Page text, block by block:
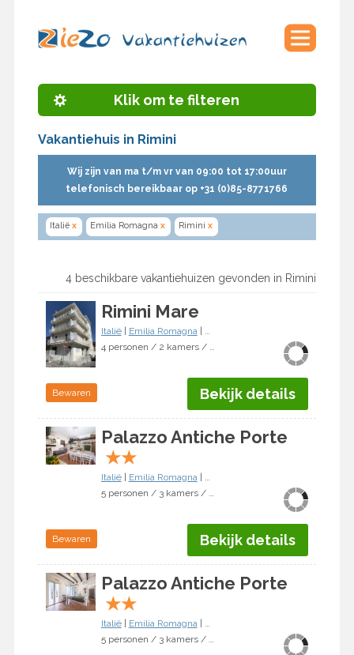
Klik om te filteren
Vakantiehuis in Rimini
Wij zijn van ma t/m vr van 09:00 tot 17:00uur
telefonisch bereikbaar op +31 (0)85-8771766
Italië x Emilia Romagna x Rimini x
4 beschikbare vakantiehuizen gevonden in Rimini
Rimini Mare
Italië| Emilia Romagna| Rimini
4 personen / 2 kamers / 1 slaapkamer
Bewaren Bekijk details
Palazzo Antiche Porte
★★
Italië| Emilia Romagna| Rimini
5 personen / 3 kamers / 2 slaapkamers
Bewaren Bekijk details
Palazzo Antiche Porte
★★
Italië| Emilia Romagna| Rimini
5 personen / 3 kamers / 2 slaapkamers